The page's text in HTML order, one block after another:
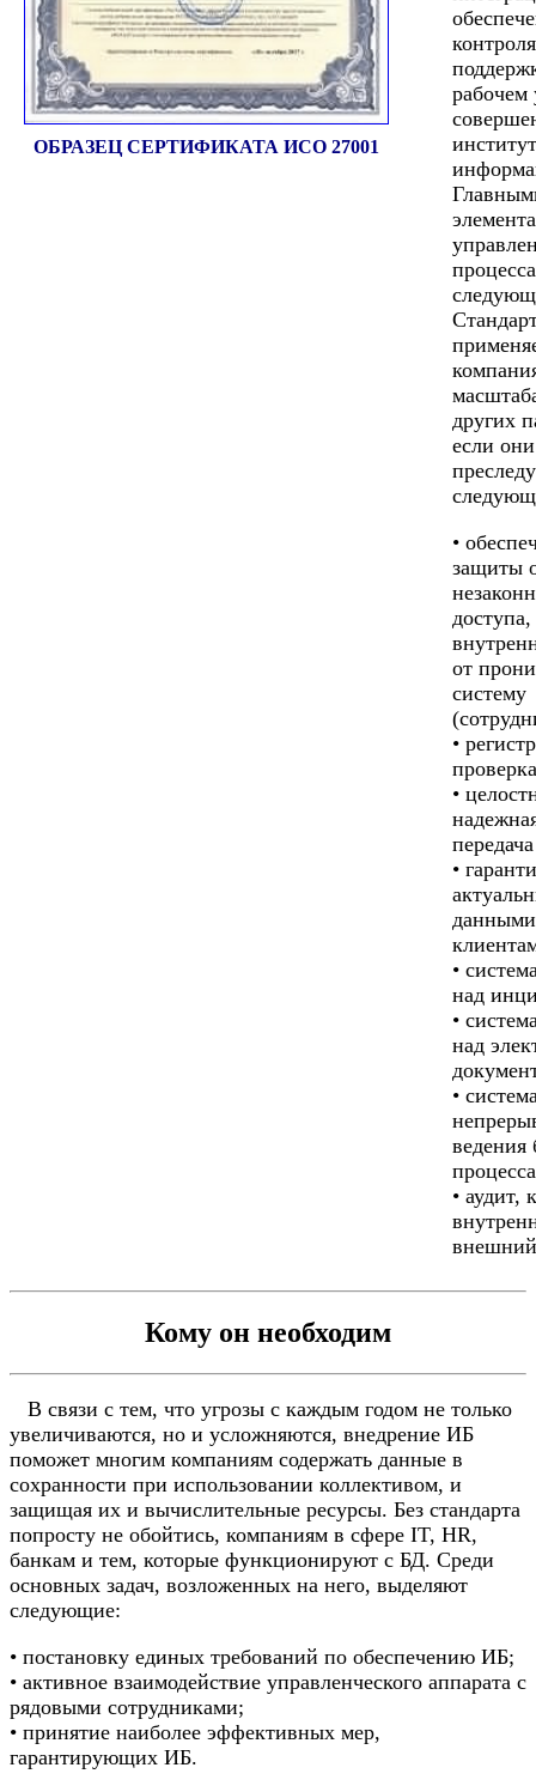
ОБРАЗЕЦ СЕРТИФИКАТА ИСО 27001
рабочем
других
если они
•
защиты
от
систему
•
•
•
•
над
•
над
•
ведения
• аудит,
Кому он необходим
В связи с тем, что угрозы с каждым годом не только
увеличиваются, но и усложняются, внедрение ИБ
поможет многим компаниям содержать данные в
сохранности при использовании коллективом, и
защищая их и вычислительные ресурсы. Без стандарта
попросту не обойтись, компаниям в сфере IT, HR,
банкам и тем, которые функционируют с БД. Среди
основных задач, возложенных на него, выделяют
следующие:
• постановку единых требований по обеспечению ИБ;
• активное взаимодействие управленческого аппарата с
рядовыми сотрудниками;
• принятие наиболее эффективных мер,
гарантирующих ИБ.